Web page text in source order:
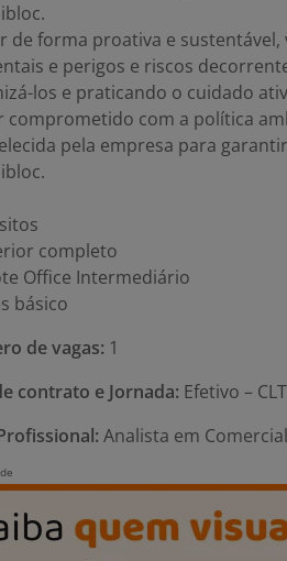
de forma proativa e
e perigos e riscos
los e praticando o cuidado
comprometido com a política
pela empresa para
completo
Office Intermediário
básico
de vagas: 1
contrato e Jornada: Efetivo –
Analista em